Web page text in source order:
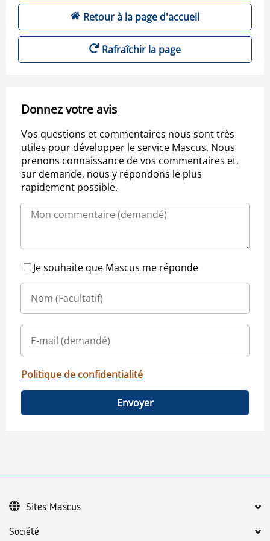
Retour à la page d'accueil
Rafraîchir la page
Donnez votre avis
Vos questions et commentaires nous sont très
utiles pour développer le service Mascus. Nous
prenons connaissance de vos commentaires et,
sur demande, nous y répondons le plus
rapidement possible.
Je souhaite que Mascus me réponde
Politique de confidentialité
Envoyer
Société
Sites Mascus